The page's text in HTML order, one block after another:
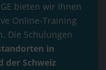
bieten wir Ihnen
Online-Training
Die Schulungen
in
der Schweiz